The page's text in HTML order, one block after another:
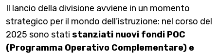
Il lancio della divisione avviene in un momento
strategico per il mondo dell’istruzione: nel corso del
2025 sono stati stanziati nuovi fondi POC
(Programma Operativo Complementare) e